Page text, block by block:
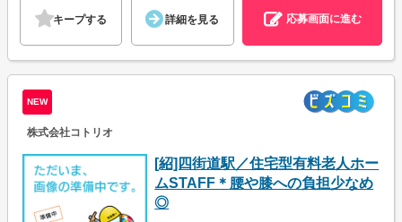
キープする 詳細を見る 応募画面に進む
NEW
株式会社コトリオ
[紹]四街道駅／住宅型有料老人ホー
ムSTAFF＊腰や膝への負担少なめ
◎